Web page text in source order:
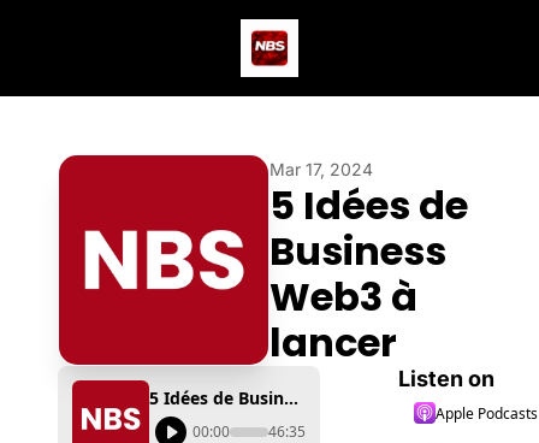
Mar 17, 2024
5 Idées de
Business
Web3 à
lancer
5 Idées de Business Web3 à lancer
00:00 46:35
Listen on
Apple Podcasts